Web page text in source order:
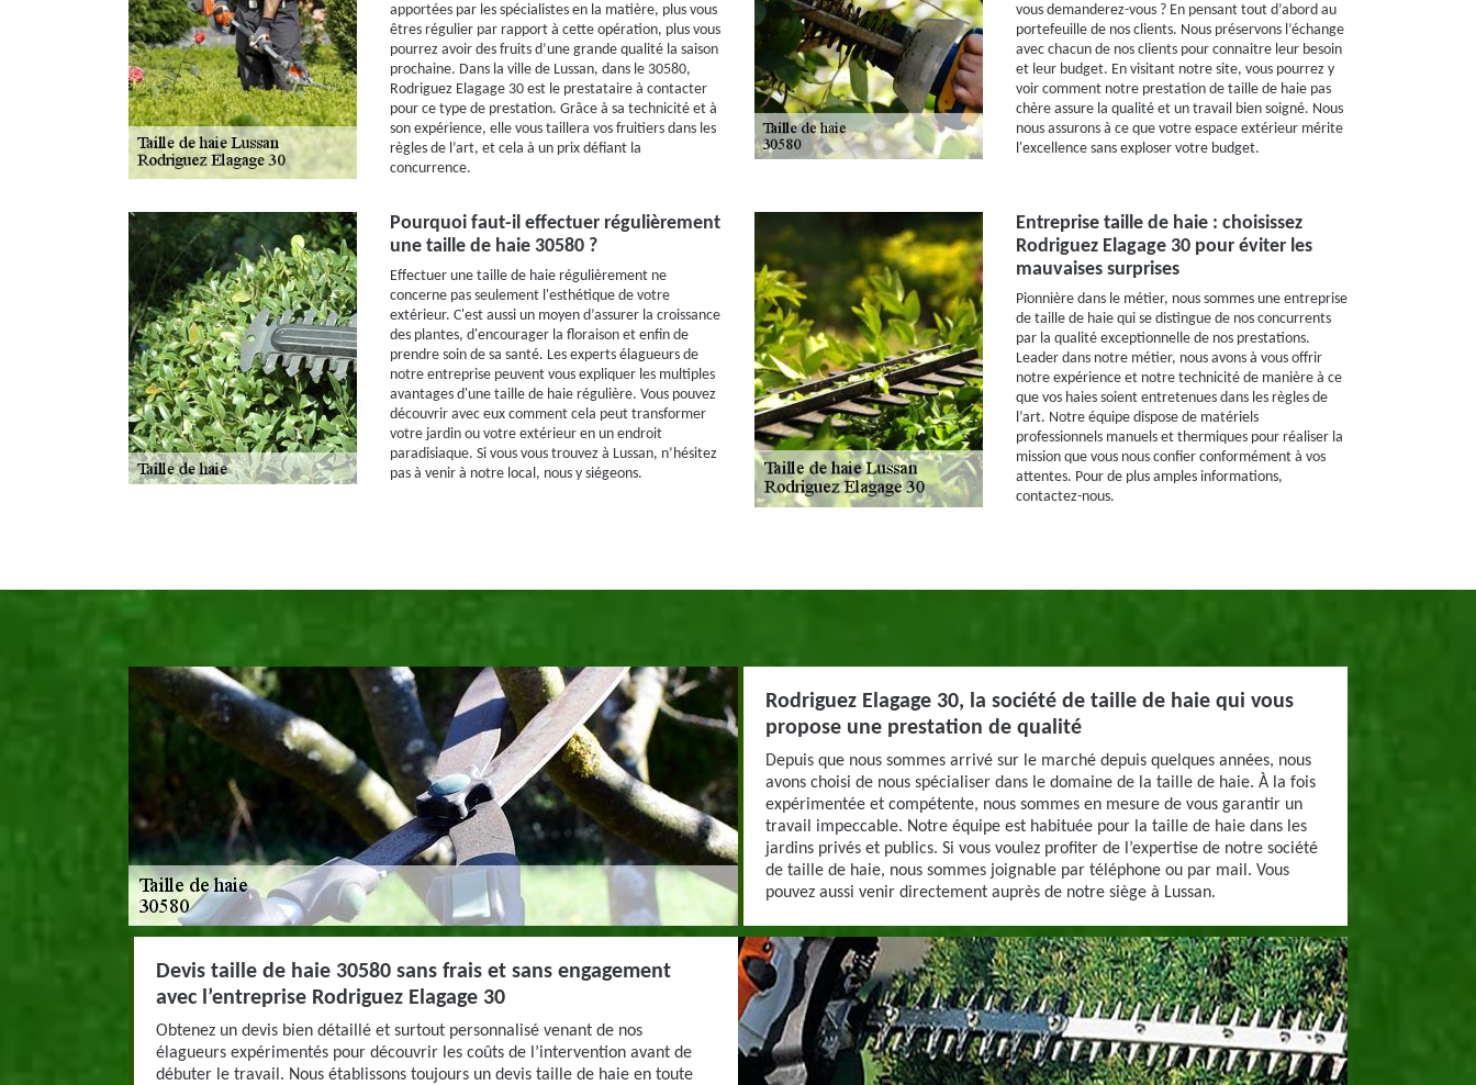
apportées par les spécialistes en la matière, plus vous
êtres régulier par rapport à cette opération, plus vous
pourrez avoir des fruits d’une grande qualité la saison
prochaine. Dans la ville de Lussan, dans le 30580,
Rodriguez Elagage 30 est le prestataire à contacter
pour ce type de prestation. Grâce à sa technicité et à
son expérience, elle vous taillera vos fruitiers dans les
règles de l’art, et cela à un prix défiant la
concurrence.
vous demanderez-vous ? En pensant tout d’abord au
portefeuille de nos clients. Nous préservons l’échange
avec chacun de nos clients pour connaitre leur besoin
et leur budget. En visitant notre site, vous pourrez y
voir comment notre prestation de taille de haie pas
chère assure la qualité et un travail bien soigné. Nous
nous assurons à ce que votre espace extérieur mérite
l'excellence sans exploser votre budget.
Pourquoi faut-il effectuer régulièrement
une taille de haie 30580 ?
Effectuer une taille de haie régulièrement ne
concerne pas seulement l'esthétique de votre
extérieur. C'est aussi un moyen d’assurer la croissance
des plantes, d'encourager la floraison et enfin de
prendre soin de sa santé. Les experts élagueurs de
notre entreprise peuvent vous expliquer les multiples
avantages d'une taille de haie régulière. Vous pouvez
découvrir avec eux comment cela peut transformer
votre jardin ou votre extérieur en un endroit
paradisiaque. Si vous vous trouvez à Lussan, n’hésitez
pas à venir à notre local, nous y siégeons.
Entreprise taille de haie : choisissez
Rodriguez Elagage 30 pour éviter les
mauvaises surprises
Pionnière dans le métier, nous sommes une entreprise
de taille de haie qui se distingue de nos concurrents
par la qualité exceptionnelle de nos prestations.
Leader dans notre métier, nous avons à vous offrir
notre expérience et notre technicité de manière à ce
que vos haies soient entretenues dans les règles de
l’art. Notre équipe dispose de matériels
professionnels manuels et thermiques pour réaliser la
mission que vous nous confier conformément à vos
attentes. Pour de plus amples informations,
contactez-nous.
Rodriguez Elagage 30, la société de taille de haie qui vous
propose une prestation de qualité
Depuis que nous sommes arrivé sur le marché depuis quelques années, nous
avons choisi de nous spécialiser dans le domaine de la taille de haie. À la fois
expérimentée et compétente, nous sommes en mesure de vous garantir un
travail impeccable. Notre équipe est habituée pour la taille de haie dans les
jardins privés et publics. Si vous voulez profiter de l’expertise de notre société
de taille de haie, nous sommes joignable par téléphone ou par mail. Vous
pouvez aussi venir directement auprès de notre siège à Lussan.
Devis taille de haie 30580 sans frais et sans engagement
avec l’entreprise Rodriguez Elagage 30
Obtenez un devis bien détaillé et surtout personnalisé venant de nos
élagueurs expérimentés pour découvrir les coûts de l’intervention avant de
débuter le travail. Nous établissons toujours un devis taille de haie en toute